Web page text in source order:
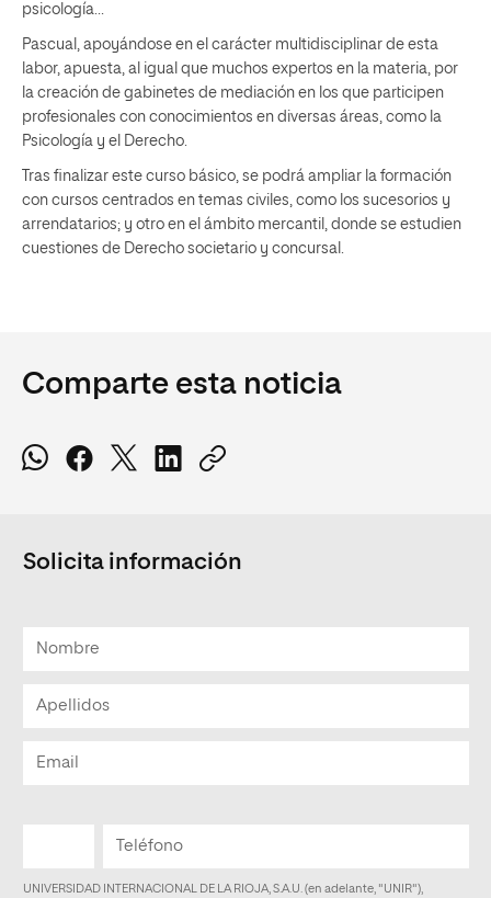
psicología…
Pascual, apoyándose en el carácter multidisciplinar de esta
labor, apuesta, al igual que muchos expertos en la materia, por
la creación de gabinetes de mediación en los que participen
profesionales con conocimientos en diversas áreas, como la
Psicología y el Derecho.
Tras finalizar este curso básico, se podrá ampliar la formación
con cursos centrados en temas civiles, como los sucesorios y
arrendatarios; y otro en el ámbito mercantil, donde se estudien
cuestiones de Derecho societario y concursal.
Comparte esta noticia
Solicita información